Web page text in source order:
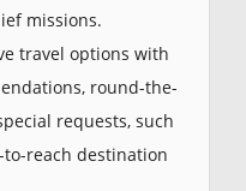
missions.
travel options with
round-the-
requests, such
reach destination